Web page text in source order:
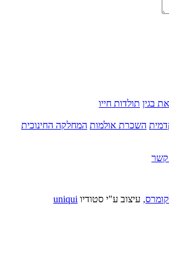
בגין תולדות חייו
השכרת אולמות המחלקה החינוכית
קשר
עיצוב ע"י סטודיו uniqui